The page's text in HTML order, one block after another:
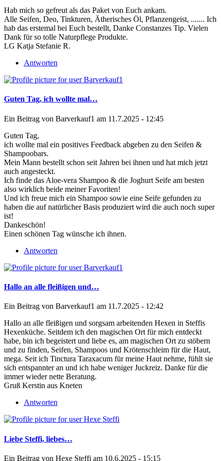
Hab mich so gefreut als das Paket von Euch ankam.
Alle Seifen, Deo, Tinkturen, Ätherisches Öl, Pflanzengeist, ....... Ich
hab das erstemal bei Euch bestellt, Danke Constanzes Tip. Vielen
Dank für so tolle Naturpflege Produkte.
LG Katja Stefanie R.
Antworten
Guten Tag, ich wollte mal…
Ein Beitrag von Barverkauf1 am 11.7.2025 - 12:45
Guten Tag,
ich wollte mal ein positives Feedback abgeben zu den Seifen &
Shampoobars.
Mein Mann bestellt schon seit Jahren bei ihnen und hat mich jetzt
auch angesteckt.
Ich finde das Aloe-vera Shampoo & die Joghurt Seife am besten
also wirklich beide meiner Favoriten!
Und ich freue mich ein Shampoo sowie eine Seife gefunden zu
haben die auf natürlicher Basis produziert wird die auch noch super
ist!
Dankeschön!
Einen schönen Tag wünsche ich ihnen.
Antworten
Hallo an alle fleißigen und…
Ein Beitrag von Barverkauf1 am 11.7.2025 - 12:42
Hallo an alle fleißigen und sorgsam arbeitenden Hexen in Steffis
Hexenküche. Seitdem ich den magischen Ort für mich entdeckt
habe, bin ich begeistert und liebe es, am magischen Ort zu stöbern
und zu finden, Seifen, Shampoos und Krötenschleim für die Haut,
mega. Seit ich Tinctura Taraxacum für meine Haut nehme, fühlt sie
sich entspannter an und ich habe weniger Juckreiz. Danke für die
immer wieder nette Beratung.
Gruß Kerstin aus Kneten
Antworten
Liebe Steffi, liebes…
Ein Beitrag von Hexe Steffi am 10.6.2025 - 15:15